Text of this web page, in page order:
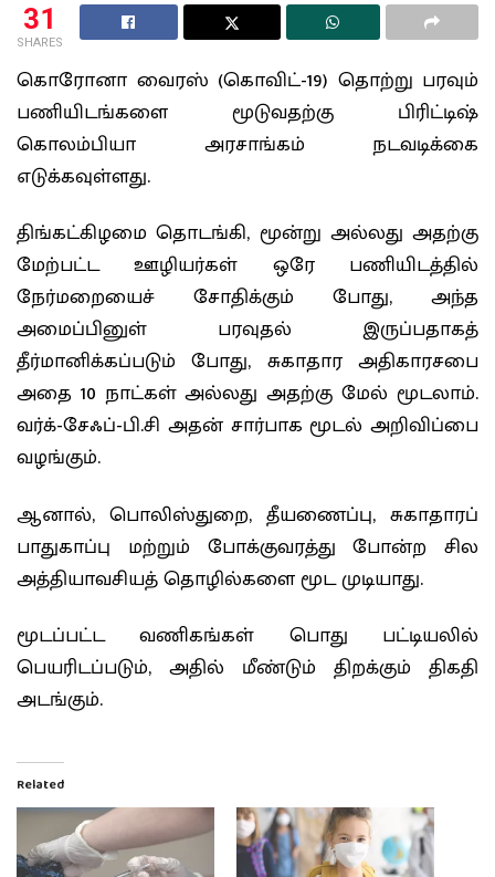
31
SHARES
கொரோனா வைரஸ் (கொவிட்-19) தொற்று பரவும்
பணியிடங்களை மூடுவதற்கு பிரிட்டிஷ்
கொலம்பியா அரசாங்கம் நடவடிக்கை
எடுக்கவுள்ளது.
திங்கட்கிழமை தொடங்கி, மூன்று அல்லது அதற்கு
மேற்பட்ட ஊழியர்கள் ஒரே பணியிடத்தில்
நேர்மறையைச் சோதிக்கும் போது, அந்த
அமைப்பினுள் பரவுதல் இருப்பதாகத்
தீர்மானிக்கப்படும் போது, சுகாதார அதிகாரசபை
அதை 10 நாட்கள் அல்லது அதற்கு மேல் மூடலாம்.
வர்க்-சேஃப்-பி.சி அதன் சார்பாக மூடல் அறிவிப்பை
வழங்கும்.
ஆனால், பொலிஸ்துறை, தீயணைப்பு, சுகாதாரப்
பாதுகாப்பு மற்றும் போக்குவரத்து போன்ற சில
அத்தியாவசியத் தொழில்களை மூட முடியாது.
மூடப்பட்ட வணிகங்கள் பொது பட்டியலில்
பெயரிடப்படும், அதில் மீண்டும் திறக்கும் திகதி
அடங்கும்.
Related